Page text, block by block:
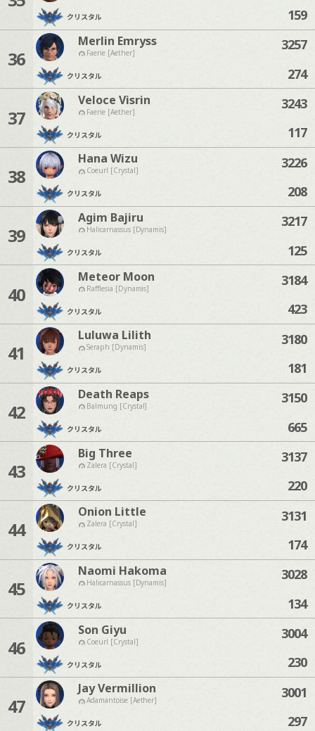
クリスタル 159
36
Merlin Emryss
Faerie [Aether]
クリスタル
3257
274
37
Veloce Visrin
Faerie [Aether]
クリスタル
3243
117
38
Hana Wizu
Coeurl [Crystal]
クリスタル
3226
208
39
Agim Bajiru
Halicarnassus [Dynamis]
クリスタル
3217
125
40
Meteor Moon
Rafflesia [Dynamis]
クリスタル
3184
423
41
Luluwa Lilith
Seraph [Dynamis]
クリスタル
3180
181
42
Death Reaps
Balmung [Crystal]
クリスタル
3150
665
43
Big Three
Zalera [Crystal]
クリスタル
3137
220
44
Onion Little
Zalera [Crystal]
クリスタル
3131
174
45
Naomi Hakoma
Halicarnassus [Dynamis]
クリスタル
3028
134
46
Son Giyu
Coeurl [Crystal]
クリスタル
3004
230
47
Jay Vermillion
Adamantoise [Aether]
クリスタル
3001
297